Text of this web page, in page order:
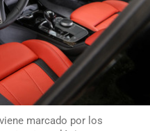
marcado por los